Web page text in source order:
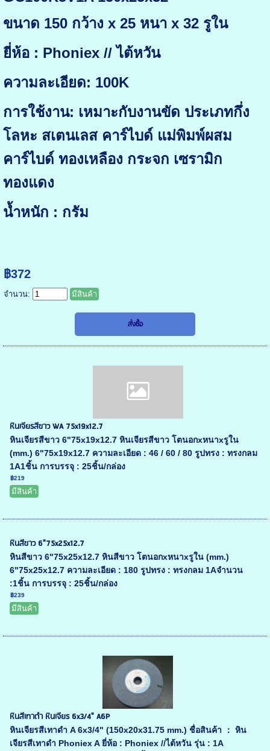
ขนาด 150 กว้าง x 25 หนา x 32 รูใน
ยี่ห้อ : Phoniex // ไต้หวัน
ความละเอียด: 100K
การใช้งาน: เหมาะกับงานขัด ประเภทกึ่ง
โลหะ สเตนเลส คาร์ไบด์ แม่พิมพ์ผสม
คาร์ไบด์ ทองเหลือง กระจก เซรามิก
ทองแดง
น้ำหนัก : กรัม
฿372
จำนวน: มีสินค้า
หินเจียรสีขาว WA 75x19x12.7
หินเจียรสีขาว 6"75x19x12.7 หินเจียรสีขาว โตนอกxหนาxรูใน
(mm.) 6"75x19x12.7 ความละเอียด : 46 / 60 / 80 รูปทรง : ทรงกลม
1A1ชิ้น การบรรจุ : 25ชิ้น/กล่อง
฿219
มีสินค้า
หินสีขาว 6"75x25x12.7
หินสีขาว 6"75x25x12.7 หินสีขาว โตนอกxหนาxรูใน (mm.)
6"75x25x12.7 ความละเอียด : 180 รูปทรง : ทรงกลม 1Aจำนวน
:1ชิ้น การบรรจุ : 25ชิ้น/กล่อง
฿239
มีสินค้า
หินสีเทาดำ หินเจียร 6x3/4" A6P
หินเจียรสีเทาดำ A 6x3/4" (150x20x31.75 mm.) ชื่อสินค้า ： หิน
เจียรสีเทาดำ Phoniex A ยี่ห้อ : Phoniex //ไต้หวัน รุ่น : 1A